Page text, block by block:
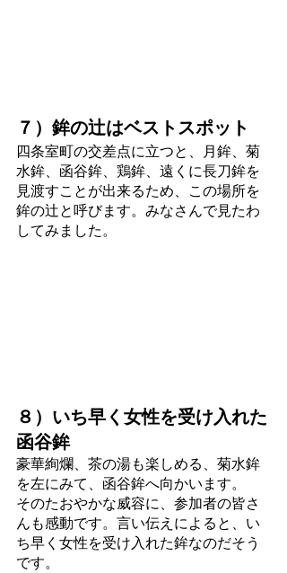
７）鉾の辻はベストスポット
四条室町の交差点に立つと、月鉾、菊
水鉾、函谷鉾、鶏鉾、遠くに長刀鉾を
見渡すことが出来るため、この場所を
鉾の辻と呼びます。みなさんで見たわ
してみました。
８）いち早く女性を受け入れた
函谷鉾
豪華絢爛、茶の湯も楽しめる、菊水鉾
を左にみて、函谷鉾へ向かいます。
そのたおやかな威容に、参加者の皆さ
んも感動です。言い伝えによると、い
ち早く女性を受け入れた鉾なのだそう
です。